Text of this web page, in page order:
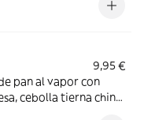
9,95 €
pan al vapor con
cebolla tierna china